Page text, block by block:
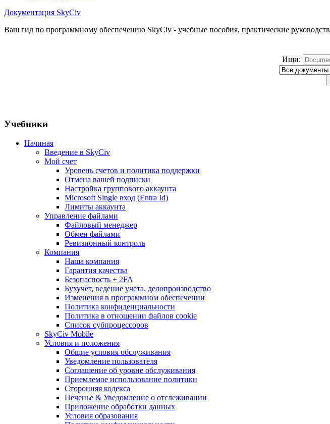
Документация SkyCiv
Ваш гид по программному обеспечению SkyCiv - учебные пособия, практические
Ищи:
Учебники
Начиная
Введение в SkyCiv
Мой счет
Уровень счетов и политика поддержки
Отмена вашей подписки
Настройка группового аккаунта
Microsoft Single вход (Entra Id)
Лимиты аккаунта
Управление файлами
Файловый менеджер
Обмен файлами
Ревизионный контроль
Компания
Наша компания
Гарантия качества
Безопасность + 2FA
Бухучет, ведение учета, делопроизводство
Изменения в программном обеспечении
Политика конфиденциальности
Политика в отношении файлов cookie
Список субпроцессоров
SkyCiv Mobile
Условия и положения
Общие условия обслуживания
Уведомление пользователя
Соглашение об уровне обслуживания
Приемлемое использование политики
Сторонняя кодекса
Печенье & Уведомление о отслеживании
Приложение обработки данных
Условия образования